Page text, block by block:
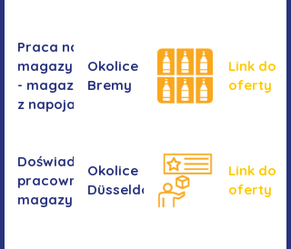
Praca na
magazynie
- magazyn
z napojami
Okolice
Bremy
Link do
oferty
Doświadczony
pracownik/pracownica
magazynu
Okolice
Düsseldorf
Link do
oferty